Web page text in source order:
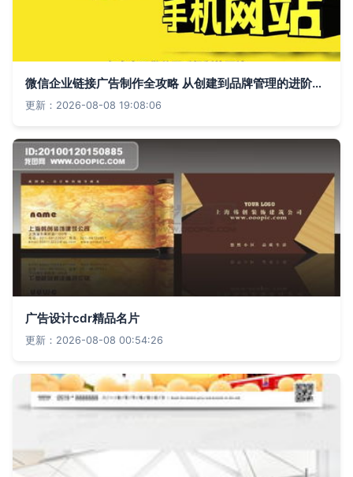
微信企业链接广告制作全攻略 从创建到品牌管理的进阶指南
更新：2026-08-08 19:08:06
广告设计cdr精品名片
更新：2026-08-08 00:54:26